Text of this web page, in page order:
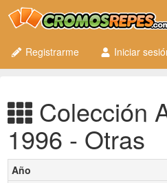
Registrarme
Iniciar
Colección
1996 - Otras
Año